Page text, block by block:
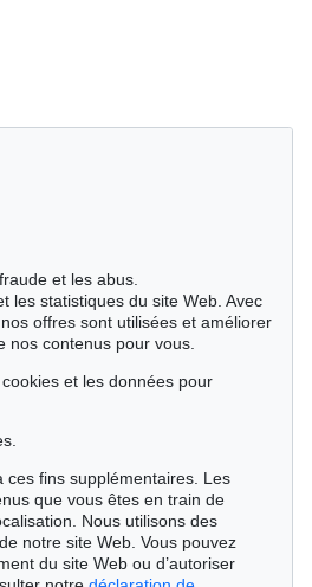
et les abus.
les statistiques du site Web. Avec
offres sont utilisées et améliorer
nos contenus pour vous.
et les données pour
ces fins supplémentaires. Les
que vous êtes en train de
Nous utilisons des
notre site Web. Vous pouvez
du site Web ou d’autoriser